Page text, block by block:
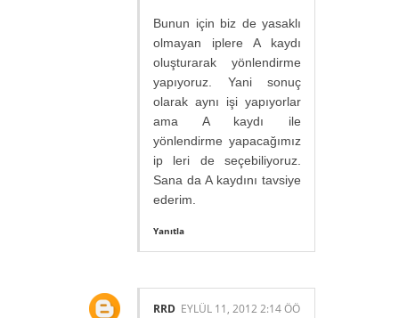
Bunun için biz de yasaklı
olmayan iplere A kaydı
oluşturarak yönlendirme
yapıyoruz. Yani sonuç
olarak aynı işi yapıyorlar
ama A kaydı ile
yönlendirme yapacağımız
ip leri de seçebiliyoruz.
Sana da A kaydını tavsiye
ederim.
Yanıtla
RRD EYLÜL 11, 2012 2:14 ÖÖ